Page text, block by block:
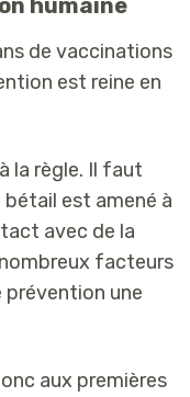
de vaccinations
est reine en
la règle. Il faut
est amené à
avec de la
facteurs
une
aux premières